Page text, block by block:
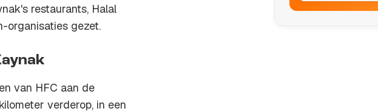
restaurants, Halal
organisaties gezet.
van HFC aan de
verderop, in een